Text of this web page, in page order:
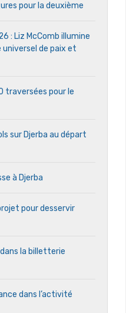
pour la deuxième
: Liz McComb illumine
universel de paix et
traversées pour le
sur Djerba au départ
à Djerba
pour desservir
la billetterie
dans l’activité